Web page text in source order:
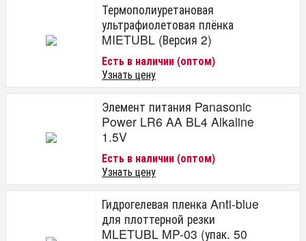
Термополиуретановая
ультрафиолетовая плёнка
MIETUBL (Версия 2)
Есть в наличии (оптом)
Узнать цену
Элемент питания Panasonic
Power LR6 AA BL4 Alkaline
1.5V
Есть в наличии (оптом)
Узнать цену
Гидрогелевая пленка Anti-blue
для плоттерной резки
MLETUBL MP-03 (упак. 50